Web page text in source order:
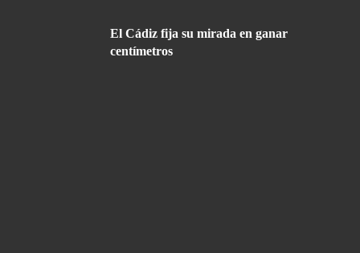
El Cádiz fija su mirada en ganar
centímetros